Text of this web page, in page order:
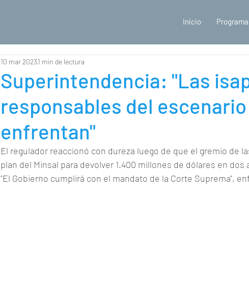
Inicio
Superintendencia: "Las
responsables del
enfrentan"
10 mar 20231 min de lectura
El regulador reaccionó con dureza luego de que el gremio de
plan del Minsal para devolver 1.400 millones de dólares en dos
"El Gobierno cumplirá con el mandato de la Corte Suprema",